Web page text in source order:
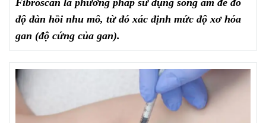
Fibroscan là phương pháp sử dụng sóng âm để đo
độ đàn hồi nhu mô, từ đó xác định mức độ xơ hóa
gan (độ cứng của gan).